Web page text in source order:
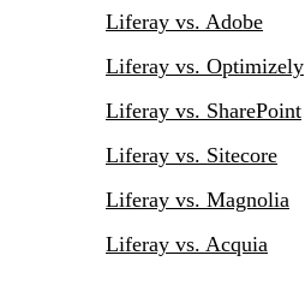
Liferay vs. Adobe
Liferay vs. Optimizely
Liferay vs. SharePoint
Liferay vs. Sitecore
Liferay vs. Magnolia
Liferay vs. Acquia